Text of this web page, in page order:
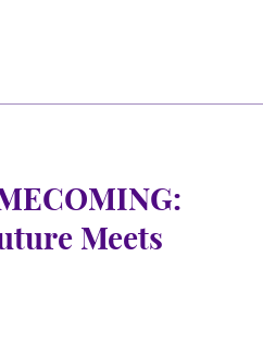
Meets